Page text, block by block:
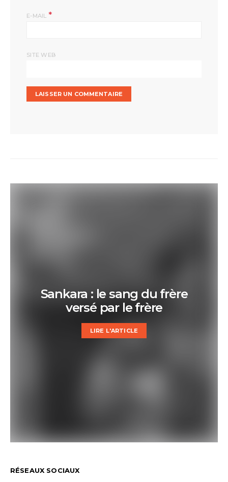
E-MAIL *
SITE WEB
Sankara : le sang du frère
versé par le frère
LIRE L'ARTICLE
RÉSEAUX SOCIAUX